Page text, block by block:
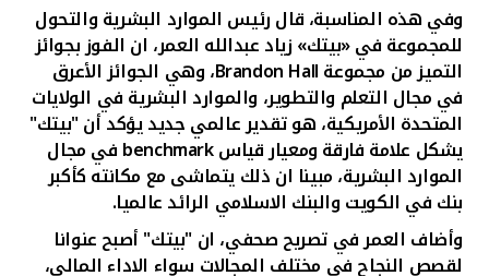
ماليزيا
تركيا
مصر
المملكة المتحدة
وفي هذه المناسبة، قال رئيس الموارد البشرية والتحول
للمجموعة في «بيتك» زياد عبدالله العمر، ان الفوز بجوائز
التميز من مجموعةBrandon Hall، وهي الجوائز الأعرق
في مجال التعلم والتطوير، والموارد البشرية في الولايات
المتحدة الأمريكية، هو تقدير عالمي جديد يؤكد أن "بيتك"
يشكل علامة فارقة ومعيار قياسbenchmarkفي مجال
الموارد البشرية، مبينا ان ذلك يتماشى مع مكانته كأكبر
بنك في الكويت والبنك الاسلامي الرائد عالميا.
وأضاف العمر في تصريح صحفي، ان "بيتك" أصبح عنوانا
لقصص النجاح في مختلف المجالات سواء الاداء المالي،